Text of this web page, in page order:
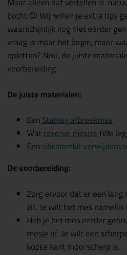
bocht.😉 Wij willen je extra tips
waarschijnlijk nog niet eerder
vraag is maar het begin, maar
opletten? Nou, de juiste
voorbereiding:
De juiste materialen:
EenStanley afbreekmes
Watreserve mesjes(We
Eensiliconenkit
De voorbereiding:
Zorg ervoor dat er een
zit. Je wilt het mes
Heb je het mes eerder
mesje af. Je wilt een
kopse kant mooi scherp is.